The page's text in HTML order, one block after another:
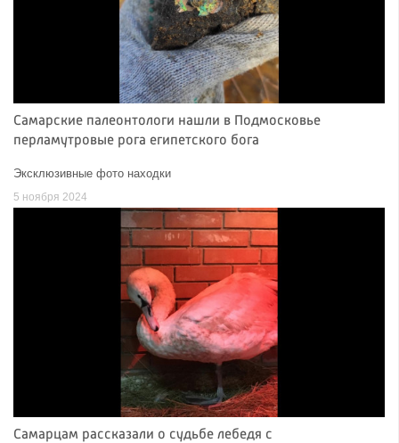
Самарские палеонтологи нашли в Подмосковье
перламутровые рога египетского бога
Эксклюзивные фото находки
5 ноября 2024
Самарцам рассказали о судьбе лебедя с